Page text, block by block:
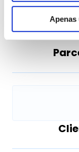
Apenas